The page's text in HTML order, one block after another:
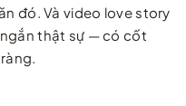
đó. Và video love story
thật sự — có cốt